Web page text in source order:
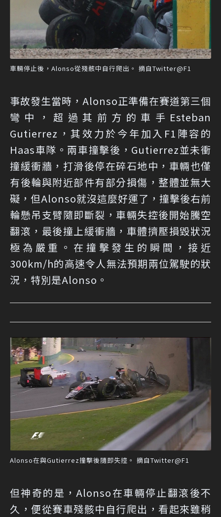
車輛停止後，Alonso從殘骸中自行爬出。 摘自Twitter@F1
事故發生當時，Alonso正準備在賽道第三個
彎中，超過其前方的車手Esteban
Gutierrez，其效力於今年加入F1陣容的
Haas車隊。兩車撞擊後，Gutierrez並未衝
撞緩衝牆，打滑後停在碎石地中，車輛也僅
有後輪與附近部件有部分損傷，整體並無大
礙，但Alonso就沒這麼好運了，撞擊後右前
輪懸吊支臂隨即斷裂，車輛失控後開始騰空
翻滾，最後撞上緩衝牆，車體擠壓損毀狀況
極為嚴重。在撞擊發生的瞬間，接近
300km/h的高速令人無法預期兩位駕駛的狀
況，特別是Alonso。
Alonso在與Gutierrez撞擊後隨即失控。 摘自Twitter@F1
但神奇的是，Alonso在車輛停止翻滾後不
久，便從賽車殘骸中自行爬出，看起來雖稍